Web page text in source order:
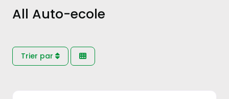
All Auto-ecole
Trier par